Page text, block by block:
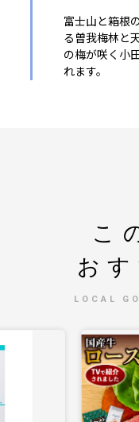
富士山と箱根
る曽我梅林と
の梅が咲く小
れます。
こ
お
LOCAL